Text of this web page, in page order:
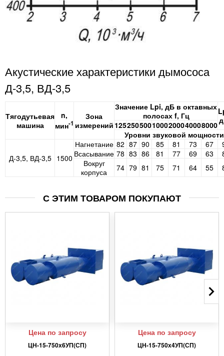
Акустические характеристики дымососа
Д-3,5, ВД-3,5
Тягодутьевая
машина
n,
мин-1
Зона
измерений
Значение Lpi, дБ в октавных
полосах f, Гц
1252505001000200040008000
Уровни звуковой мощности
Д-3,5, ВД-3,5 1500
Нагнетание 82 87 90 85 81 73 67
Всасывание 78 83 86 81 77 69 63
Вокруг
корпуса
74 79 81 75 71 64 55
С ЭТИМ ТОВАРОМ ПОКУПАЮТ
Цена по запросу
ЦН-15-750х6УП(СП)
Цена по запросу
ЦН-15-750х4УП(СП)